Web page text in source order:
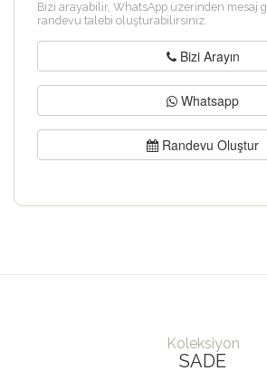
Bizi arayabilir, WhatsApp üzerinden mesaj
randevu talebi oluşturabilirsiniz.
Bizi Arayın
Whatsapp
Randevu Oluştur
Koleksiyon
SADE